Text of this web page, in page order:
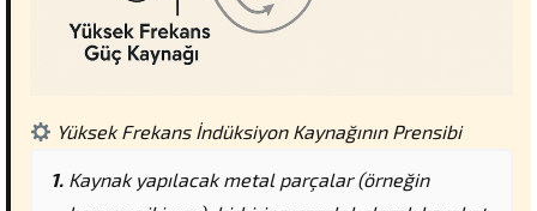
Yüksek Frekans İndüksiyon Kaynağının Prensibi
Kaynak yapılacak metal parçalar (örneğin